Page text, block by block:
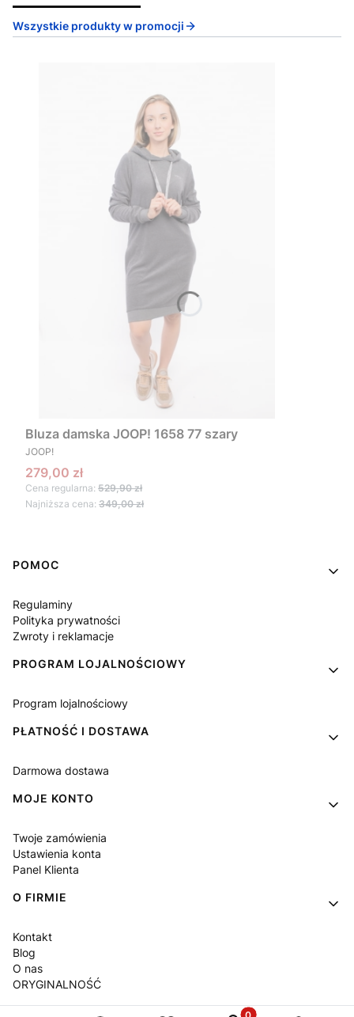
Wszystkie produkty w promocji
Bluza damska JOOP! 1658 77 szary
PRODUCENT
JOOP!
Cena promocyjna
279,00 zł
Cena regularna: 529,90 zł
Najniższa cena: 349,00 zł
Linki w stopce
POMOC
Regulaminy
Polityka prywatności
Zwroty i reklamacje
PROGRAM LOJALNOŚCIOWY
Program lojalnościowy
PŁATNOŚĆ I DOSTAWA
Darmowa dostawa
MOJE KONTO
Twoje zamówienia
Ustawienia konta
Panel Klienta
O FIRMIE
Kontakt
Blog
O nas
ORYGINALNOŚĆ